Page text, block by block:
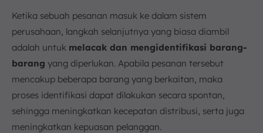
Ketika sebuah pesanan masuk ke dalam sistem
perusahaan, langkah selanjutnya yang biasa diambil
adalah untuk melacak dan mengidentifikasi barang-
barang yang diperlukan. Apabila pesanan tersebut
mencakup beberapa barang yang berkaitan, maka
proses identifikasi dapat dilakukan secara spontan,
sehingga meningkatkan kecepatan distribusi, serta juga
meningkatkan kepuasan pelanggan.